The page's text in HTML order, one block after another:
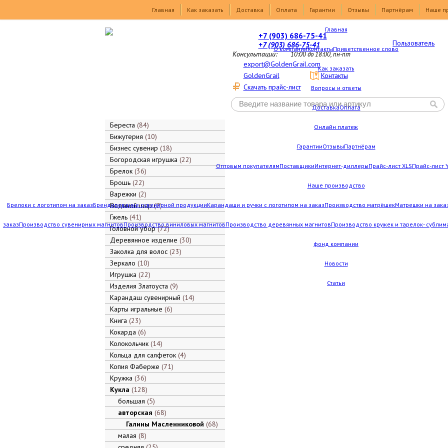
Главная
Как заказать Доставка Оплата Гарантии Отзывы Партнёрам Наше
Главная
О компанииКонтактыПриветственное слово
Как заказать
Вопросы и ответы
ДоставкаОплата
Онлайн платеж
ГарантииОтзывыПартнёрам
Оптовым покупателямПоставщикиИнтернет-диллерыПрайс-лист XLSПрайс-лист
Наше производство
Брелоки с логотипом на заказБрендирование сувенирной продукцииКарандаши и ручки с логотипом на заказПроизводство матрёшекМатрешки на
заказПроизводство сувенирных магнитовПроизводство виниловых магнитовПроизводство деревянных магнитовПроизводство кружек и тарелок-
фонд компании
Новости
Статьи
+7 (903) 686-75-41
+7 (903) 686-75-41
Консультации: 10:00 до 18:00, пн-пт
export@GoldenGrail.com
GoldenGrail
Скачать прайс-лист
Контакты
Пользователь
Береста 84
Бижутерия 10
Бизнес сувенир 18
Богородская игрушка 22
Брелок 36
Брошь 22
Варежки 2
Водяной шар 7
Гжель 41
Головной убор 72
Деревянное изделие 30
Заколка для волос 23
Зеркало 10
Игрушка 22
Изделия Златоуста 9
Карандаш сувенирный 14
Карты игральные 6
Книга 23
Кокарда 6
Колокольчик 14
Кольца для салфеток 4
Копия Фаберже 71
Кружка 36
Кукла 128
большая 5
авторская 68
Галины Масленниковой 68
малая 8